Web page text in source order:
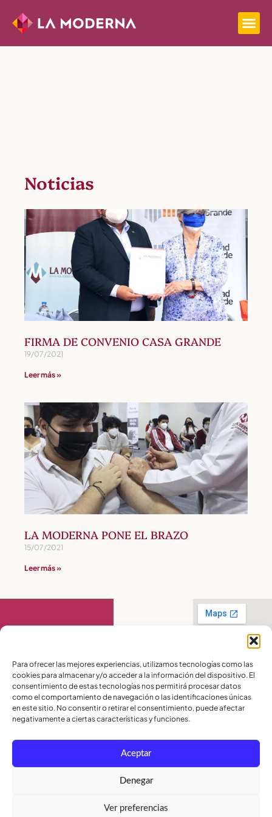
Para ofrecer las mejores experiencias, utilizamos tecnologías como las
cookies para almacenar y/o acceder a la información del dispositivo. El
consentimiento de estas tecnologías nos permitirá procesar datos
como el comportamiento de navegación o las identificaciones únicas
en este sitio. No consentir o retirar el consentimiento, puede afectar
negativamente a ciertas características y funciones.
Aceptar
Denegar
Ver preferencias
Noticias
FIRMA DE CONVENIO CASA GRANDE
19/07/2021
Leer más »
LA MODERNA PONE EL BRAZO
15/07/2021
Leer más »
Contáctanos
PBX:(04) 372 5220
Celular:099 016
2715
Celular:098 580
2370
admisiones@lamoderna.edu.ec
Km 2,5 Vía a
Samborondón.